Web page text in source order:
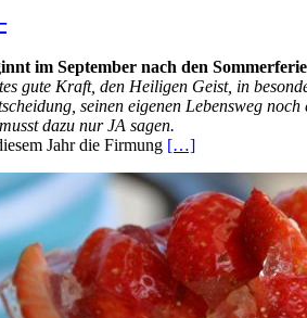
im September nach den
gute Kraft, den Heiligen Geist, in
seinen eigenen Lebensweg
dazu nur JA sagen.
Jahr die Firmung […]